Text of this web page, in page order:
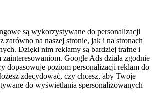
są wykorzystywane do personalizacji
zarówno na naszej stronie, jak i na stronach
Dzięki nim reklamy są bardziej trafne i
Google Ads działa zgodnie
dopasowuje poziom personalizacji reklam do
zdecydować, czy chcesz, aby Twoje
do wyświetlania spersonalizowanych